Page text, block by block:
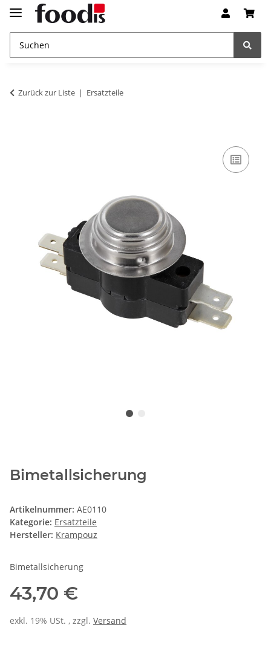
Zurück zur Liste Ersatzteile
Bimetallsicherung
Artikelnummer: AE0110
Kategorie: Ersatzteile
Hersteller: Krampouz
Bimetallsicherung
43,70 €
exkl. 19% USt. , zzgl. Versand